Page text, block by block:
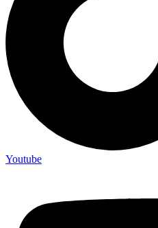
Youtube